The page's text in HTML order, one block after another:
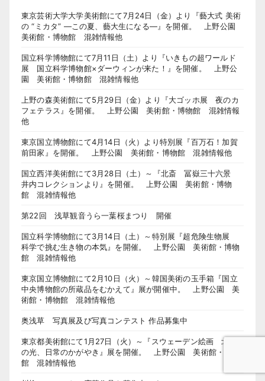
東京芸術大学大学美術館にて7月24日（金）より『藝大式 美術
の “ミカタ” ―この夏、藝大生になる―』を開催。 上野公園
美術館・博物館 混雑情報他
国立科学博物館にて7月11日（土）より『いきもの超ワールド
展 国立科学博物館×ダーウィンが来た！』を開催。 上野公
園 美術館・博物館 混雑情報他
上野の森美術館にて5月29日（金）より『大ゴッホ展 夜のカ
フェテラス』を開催。 上野公園 美術館・博物館 混雑情報
他
東京国立博物館にて4月14日（火）より特別展『百万石！加賀
前田家』を開催。 上野公園 美術館・博物館 混雑情報他
国立西洋美術館にて3月28日（土）～『北斎 冨嶽三十六景
井内コレクションより』を開催。 上野公園 美術館・博物
館 混雑情報他
第22回 浅草観音うら一葉桜まつり 開催
国立科学博物館にて3月14日（土）～特別展『超危険生物展
科学で挑む生き物の本気』を開催。 上野公園 美術館・博物
館 混雑情報他
東京国立博物館にて2月10日（火）～韓国美術の玉手箱『国立
中央博物館の所蔵品をむかえて』展が開催中。 上野公園 美
術館・博物館 混雑情報他
奥浅草 写真展及び写真コンテスト 作品募集中
東京都美術館にて1月27日（火）～『スウェーデン絵画 北欧
の光、日常のかがやき』展を開催。 上野公園 美術館・博物
館 混雑情報他